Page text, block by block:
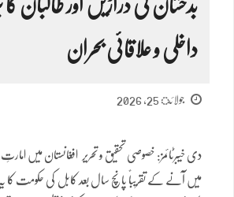
بدخشان کی دراڑیں اور طالبان کا
داخلی و علاقائی بحران
جولائ 25, 2026
دی خیبرٹائمز: خصوصی تحقیق و تحریر افغانستان میں امارتِ
میں آنے کے تقریباً پانچ سال بعد کابل کی حکومت کا